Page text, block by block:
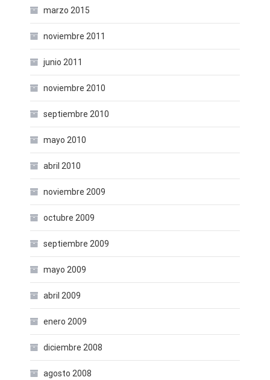
marzo 2015
noviembre 2011
junio 2011
noviembre 2010
septiembre 2010
mayo 2010
abril 2010
noviembre 2009
octubre 2009
septiembre 2009
mayo 2009
abril 2009
enero 2009
diciembre 2008
agosto 2008